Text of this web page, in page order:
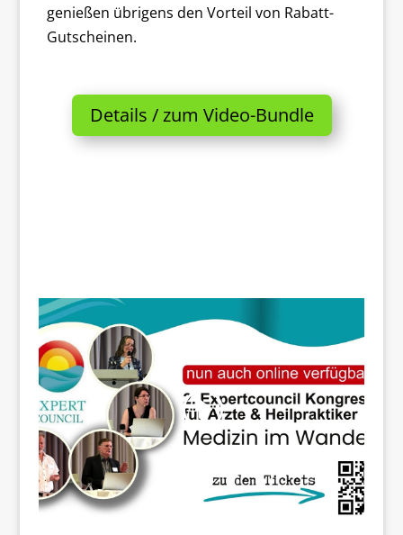
genießen übrigens den Vorteil von Rabatt-
Gutscheinen.
Details / zum Video-Bundle